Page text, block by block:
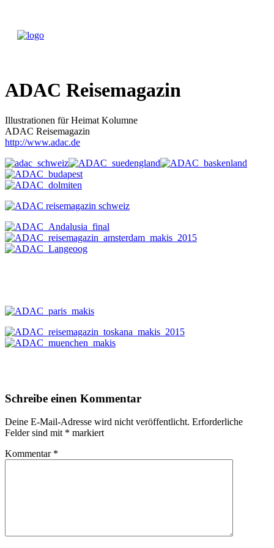
ADAC Reisemagazin
Illustrationen für Heimat Kolumne
ADAC Reisemagazin
http://www.adac.de
Schreibe einen Kommentar
Deine E-Mail-Adresse wird nicht veröffentlicht. Erforderliche
Felder sind mit * markiert
Kommentar *